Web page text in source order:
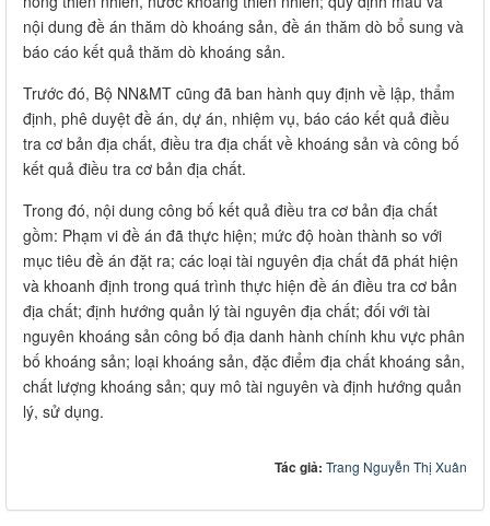
nội dung đề án thăm dò khoáng sản, đề án thăm dò bổ sung và
báo cáo kết quả thăm dò khoáng sản.
Trước đó, Bộ NN&MT cũng đã ban hành quy định về lập, thẩm
định, phê duyệt đề án, dự án, nhiệm vụ, báo cáo kết quả điều
tra cơ bản địa chất, điều tra địa chất về khoáng sản và công bố
kết quả điều tra cơ bản địa chất.
Trong đó, nội dung công bố kết quả điều tra cơ bản địa chất
gồm: Phạm vi đề án đã thực hiện; mức độ hoàn thành so với
mục tiêu đề án đặt ra; các loại tài nguyên địa chất đã phát hiện
và khoanh định trong quá trình thực hiện đề án điều tra cơ bản
địa chất; định hướng quản lý tài nguyên địa chất; đối với tài
nguyên khoáng sản công bố địa danh hành chính khu vực phân
bố khoáng sản; loại khoáng sản, đặc điểm địa chất khoáng sản,
chất lượng khoáng sản; quy mô tài nguyên và định hướng quản
lý, sử dụng.
Tác giả: Trang Nguyễn Thị Xuân